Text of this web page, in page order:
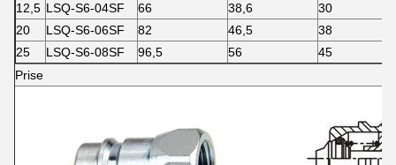
12,5 LSQ-S6-04SF 66 38,6
30
20
LSQ-S6-06SF 82 46,5
38
25
LSQ-S6-08SF 96,5 56
45
Prise